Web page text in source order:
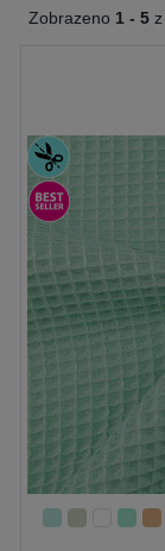
Zobrazeno 1 - 5 z